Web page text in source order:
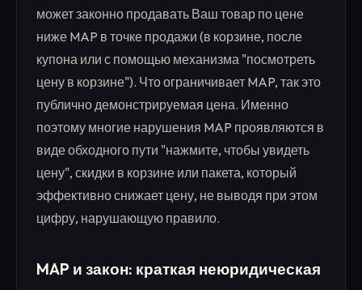
может законно продавать Ваш товар по цене
ниже MAP в точке продажи (в корзине, после
купона или с помощью механизма "посмотреть
цену в корзине"). Что ограничивает MAP, так это
публично демонстрируемая цена. Именно
поэтому многие нарушения MAP проявляются в
виде обходного пути "нажмите, чтобы увидеть
цену", скидки в корзине или пакета, который
эффективно снижает цену, не выводя при этом
цифру, нарушающую правило.
MAP и закон: краткая неюридическая